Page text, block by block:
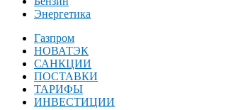
Энергетика
Газпром
НОВАТЭК
САНКЦИИ
ПОСТАВКИ
ТАРИФЫ
ИНВЕСТИЦИИ